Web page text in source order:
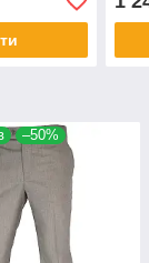
–50%